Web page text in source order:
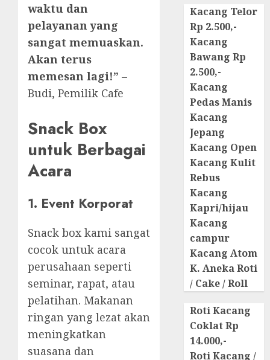
waktu dan
pelayanan yang
sangat memuaskan.
Akan terus
memesan lagi!” –
Budi, Pemilik Cafe
Snack Box
untuk Berbagai
Acara
1. Event Korporat
Snack box kami sangat
cocok untuk acara
perusahaan seperti
seminar, rapat, atau
pelatihan. Makanan
ringan yang lezat akan
meningkatkan
suasana dan
Kacang Telor
Rp 2.500,-
Kacang
Bawang Rp
2.500,-
Kacang
Pedas Manis
Kacang
Jepang
Kacang Open
Kacang Kulit
Rebus
Kacang
Kapri/hijau
Kacang
campur
Kacang Atom
K. Aneka Roti
/ Cake / Roll
Roti Kacang
Coklat Rp
14.000,-
Roti Kacang /